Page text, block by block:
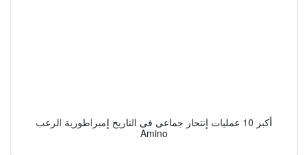
أكبر 10 عمليات إنتحار جماعى فى التاريخ إمبراطورية الرعب
Amino